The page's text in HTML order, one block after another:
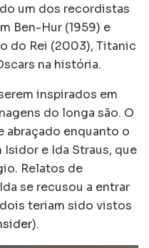
um dos recordistas
Ben-Hur (1959) e
do Rei (2003), Titanic
na história.
inspirados em
do longa são. O
abraçado enquanto o
e Ida Straus, que
Relatos de
se recusou a entrar
teriam sido vistos
).